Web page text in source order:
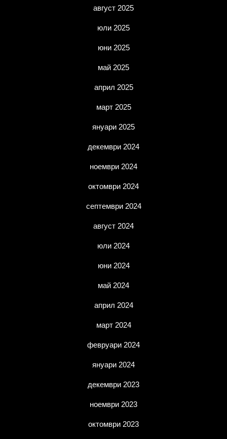
август 2025
юли 2025
юни 2025
май 2025
април 2025
март 2025
януари 2025
декември 2024
ноември 2024
октомври 2024
септември 2024
август 2024
юли 2024
юни 2024
май 2024
април 2024
март 2024
февруари 2024
януари 2024
декември 2023
ноември 2023
октомври 2023